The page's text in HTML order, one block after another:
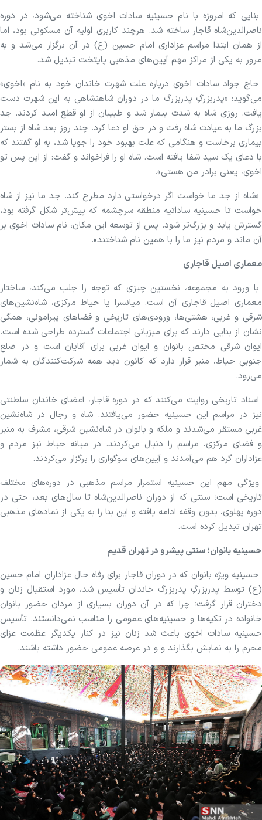
بنایی که امروزه با نام حسینیه سادات اخوی شناخته می‌شود، در دوره
ناصرالدین‌شاه قاجار ساخته شد. هرچند کاربری اولیه آن مسکونی بود، اما
از همان ابتدا مراسم عزاداری امام حسین (ع) در آن برگزار می‌شد و به
مرور به یکی از مراکز مهم آیین‌های مذهبی پایتخت تبدیل شد.
حاج جواد سادات اخوی درباره علت شهرت خاندان خود به نام «اخوی»
می‌گوید: «پدربزرگِ پدربزرگ ما در دوران شاهنشاهی به این شهرت دست
یافت. روزی شاه به شدت بیمار شد و طبیبان از او قطع امید کردند. جد
بزرگ ما به عیادت شاه رفت و در حق او دعا کرد. چند روز بعد شاه از بستر
بیماری برخاست و هنگامی که علت بهبود خود را جویا شد، به او گفتند که
با دعای یک سید شفا یافته است. شاه او را فراخواند و گفت: از این پس تو
اخوی، یعنی برادر من هستی».
«شاه از جد ما خواست اگر درخواستی دارد مطرح کند. جد ما نیز از شاه
خواست تا حسینیه ساداتیه منطقه سرچشمه که پیش‌تر شکل گرفته بود،
گسترش یابد و بزرگ‌تر شود. پس از توسعه این مکان، نام سادات اخوی بر
آن ماند و مردم نیز ما را با همین نام شناختند».
معماری اصیل قاجاری
با ورود به مجموعه، نخستین چیزی که توجه را جلب می‌کند، ساختار
معماری اصیل قاجاری آن است. میانسرا یا حیاط مرکزی، شاه‌نشین‌های
شرقی و غربی، هشتی‌ها، ورودی‌های تاریخی و فضا‌های پیرامونی، همگی
نشان از بنایی دارند که برای میزبانی اجتماعات گسترده طراحی شده است.
ایوان شرقی مختص بانوان و ایوان غربی برای آقایان است و در ضلع
جنوبی حیاط، منبر قرار دارد که کانون دید همه شرکت‌کنندگان به شمار
می‌رود.
اسناد تاریخی روایت می‌کنند که در دوره قاجار، اعضای خاندان سلطنتی
نیز در مراسم این حسینیه حضور می‌یافتند. شاه و رجال در شاه‌نشین
غربی مستقر می‌شدند و ملکه و بانوان در شاه‌نشین شرقی، مشرف به منبر
و فضای مرکزی، مراسم را دنبال می‌کردند. در میانه حیاط نیز مردم و
عزاداران گرد هم می‌آمدند و آیین‌های سوگواری را برگزار می‌کردند.
ویژگی مهم این حسینیه استمرار مراسم مذهبی در دوره‌های مختلف
تاریخی است؛ سنتی که از دوران ناصرالدین‌شاه تا سال‌های بعد، حتی در
دوره پهلوی، بدون وقفه ادامه یافته و این بنا را به یکی از نماد‌های مذهبی
تهران تبدیل کرده است.
حسینیه بانوان؛ سنتی پیشرو در تهران قدیم
حسینیه ویژه بانوان که در دوران قاجار برای رفاه حال عزاداران امام حسین
(ع) توسط پدربزرگِ پدربزرگ خاندان تأسیس شد، مورد استقبال زنان و
دختران قرار گرفت؛ چرا که در آن دوران بسیاری از مردان حضور بانوان
خانواده در تکیه‌ها و حسینیه‌های عمومی را مناسب نمی‌دانستند. تأسیس
حسینیه سادات اخوی باعث شد زنان نیز در کنار یکدیگر عظمت عزای
محرم را به نمایش بگذارند و و در عرصه عمومی حضور داشته باشند.